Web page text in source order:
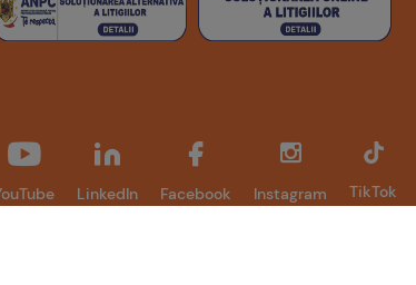
LinkedIn Facebook Instagram TikTok